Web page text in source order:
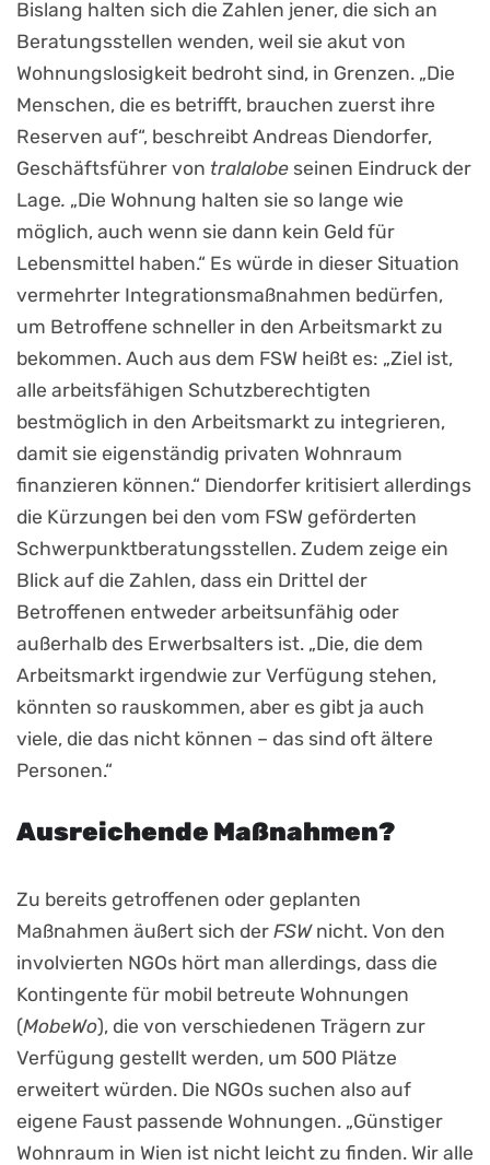
Bislang halten sich die Zahlen jener, die sich an
Beratungsstellen wenden, weil sie akut von
Wohnungslosigkeit bedroht sind, in Grenzen. „Die
Menschen, die es betrifft, brauchen zuerst ihre
Reserven auf“, beschreibt Andreas Diendorfer,
Geschäftsführer von tralalobe seinen Eindruck der
Lage. „Die Wohnung halten sie so lange wie
möglich, auch wenn sie dann kein Geld für
Lebensmittel haben.“ Es würde in dieser Situation
vermehrter Integrationsmaßnahmen bedürfen,
um Betroffene schneller in den Arbeitsmarkt zu
bekommen. Auch aus dem FSW heißt es: „Ziel ist,
alle arbeitsfähigen Schutzberechtigten
bestmöglich in den Arbeitsmarkt zu integrieren,
damit sie eigenständig privaten Wohnraum
finanzieren können.“ Diendorfer kritisiert allerdings
die Kürzungen bei den vom FSW geförderten
Schwerpunktberatungsstellen. Zudem zeige ein
Blick auf die Zahlen, dass ein Drittel der
Betroffenen entweder arbeitsunfähig oder
außerhalb des Erwerbsalters ist. „Die, die dem
Arbeitsmarkt irgendwie zur Verfügung stehen,
könnten so rauskommen, aber es gibt ja auch
viele, die das nicht können – das sind oft ältere
Personen.“
Ausreichende Maßnahmen?
Zu bereits getroffenen oder geplanten
Maßnahmen äußert sich der FSW nicht. Von den
involvierten NGOs hört man allerdings, dass die
Kontingente für mobil betreute Wohnungen
(MobeWo), die von verschiedenen Trägern zur
Verfügung gestellt werden, um 500 Plätze
erweitert würden. Die NGOs suchen also auf
eigene Faust passende Wohnungen. „Günstiger
Wohnraum in Wien ist nicht leicht zu finden. Wir alle